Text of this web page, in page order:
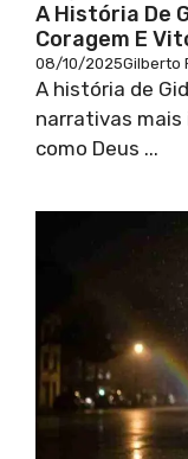
A História De
Coragem E
08/10/2025Gilberto
A história de
narrativas mais
como Deus ...